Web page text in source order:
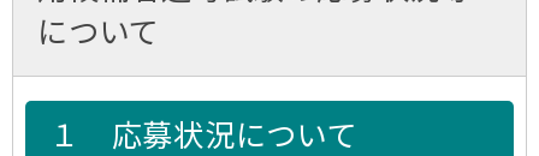
について
１ 応募状況について